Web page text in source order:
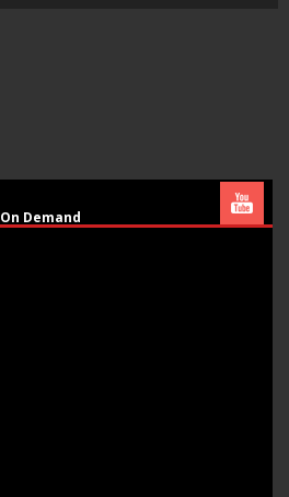
On Demand